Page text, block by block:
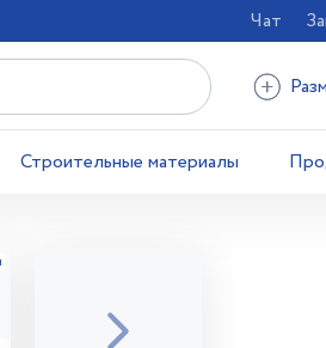
Чат
Строительные материалы